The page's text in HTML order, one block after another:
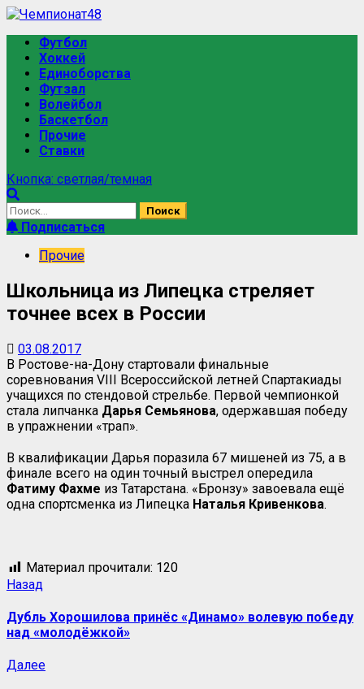
Футбол
Хоккей
Единоборства
Футзал
Волейбол
Баскетбол
Прочие
Ставки
Кнопка: светлая/темная
Подписаться
Прочие
Школьница из Липецка стреляет
точнее всех в России
03.08.2017
В Ростове-на-Дону стартовали финальные
соревнования VIII Всероссийской летней Спартакиады
учащихся по стендовой стрельбе. Первой чемпионкой
стала липчанка Дарья Семьянова, одержавшая победу
в упражнении «трап».
В квалификации Дарья поразила 67 мишеней из 75, а в
финале всего на один точный выстрел опередила
Фатиму Фахме из Татарстана. «Бронзу» завоевала ещё
одна спортсменка из Липецка Наталья Кривенкова.
Материал прочитали: 120
Назад
Дубль Хорошилова принёс «Динамо» волевую победу
над «молодёжкой»
Далее